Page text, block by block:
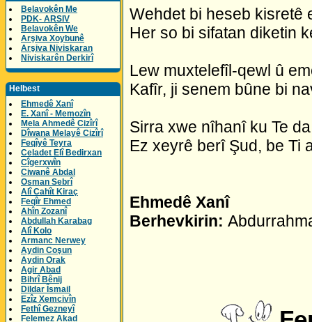
Belavokên Me
PDK- ARSIV
Belavokên We
Arşiva Xoybunê
Arşiva Niviskaran
Niviskarên Derkirî
Helbest
Ehmedê Xanî
E. Xanî - Memozîn
Mela Ahmedê Cizîrî
Dîwana Melayê Cizîrî
Feqîyê Teyra
Celadet Elî Bedirxan
Cîgerxwîn
Ciwanê Abdal
Osman Sebrî
Alî Cahît Kiraç
Feqîr Ehmed
Ahîn Zozanî
Abdullah Karabag
Alî Kolo
Armanc Nerwey
Aydin Coşun
Aydin Orak
Agir Abad
Bihrî Bênij
Dildar Îsmail
Ezîz Xemcivîn
Fethî Gezneyî
Felemez Akad
Wehdet bi heseb kisretê
Her so bi sifatan diketin
Lew muxtelefîl-qewl û
Kafîr, ji senem bûne bi
Sirra xwe nîhanî ku Te
Ez xeyrê berî Şud, be Ti
Ehmedê Xanî
Berhevkirin: